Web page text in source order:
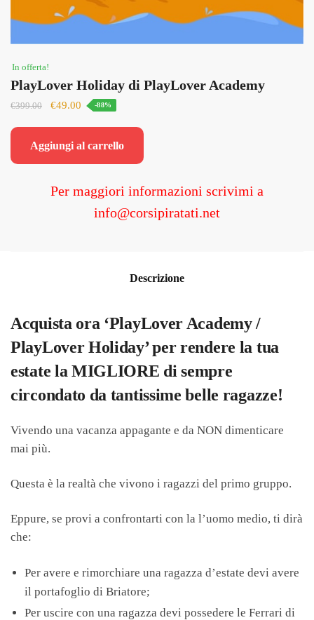
In offerta!
PlayLover Holiday di PlayLover Academy
€399.00
Il
era:
€49.00 Il
è:
-88%
Aggiungi al carrello
Per maggiori informazioni scrivimi a
info@corsipiratati.net
Descrizione
Acquista ora ‘PlayLover Academy /
PlayLover Holiday’ per rendere la tua
estate la MIGLIORE di sempre
circondato da tantissime belle ragazze!
Vivendo una vacanza appagante e da NON dimenticare
mai più.
Questa è la realtà che vivono i ragazzi del primo gruppo.
Eppure, se provi a confrontarti con la l’uomo medio, ti dirà
che:
Per avere e rimorchiare una ragazza d’estate devi avere
il portafoglio di Briatore;
Per uscire con una ragazza devi possedere le Ferrari di